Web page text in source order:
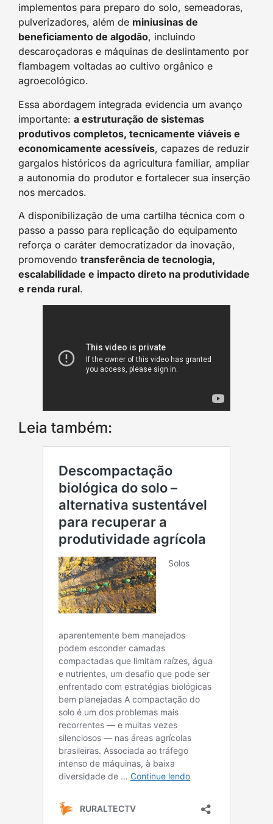
implementos para preparo do solo, semeadoras,
pulverizadores, além de miniusinas de
beneficiamento de algodão, incluindo
descaroçadoras e máquinas de deslintamento por
flambagem voltadas ao cultivo orgânico e
agroecológico.
Essa abordagem integrada evidencia um avanço
importante: a estruturação de sistemas
produtivos completos, tecnicamente viáveis e
economicamente acessíveis, capazes de reduzir
gargalos históricos da agricultura familiar, ampliar
a autonomia do produtor e fortalecer sua inserção
nos mercados.
A disponibilização de uma cartilha técnica com o
passo a passo para replicação do equipamento
reforça o caráter democratizador da inovação,
promovendo transferência de tecnologia,
escalabilidade e impacto direto na produtividade
e renda rural.
Leia também: